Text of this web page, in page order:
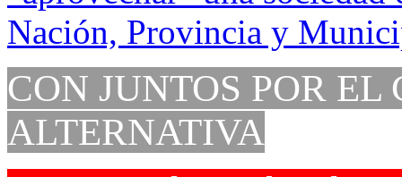
CON JUNTOS POR
ALTERNATIVA